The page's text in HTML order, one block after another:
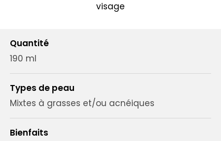
visage
Quantité
190 ml
Types de peau
Mixtes à grasses et/ou acnéiques
Bienfaits